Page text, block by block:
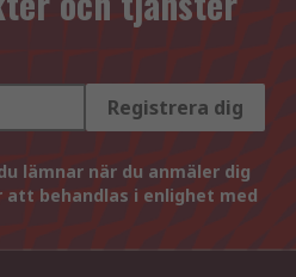
Registrera dig
lämnar när du anmäler dig
behandlas i enlighet med